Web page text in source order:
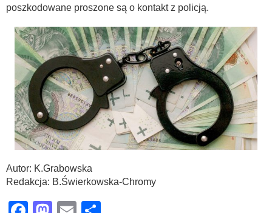
poszkodowane proszone są o kontakt z policją.
Autor: K.Grabowska
Redakcja: B.Świerkowska-Chromy